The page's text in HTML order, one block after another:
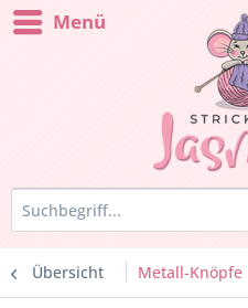
Menü
Übersicht Metall-Knöpfe